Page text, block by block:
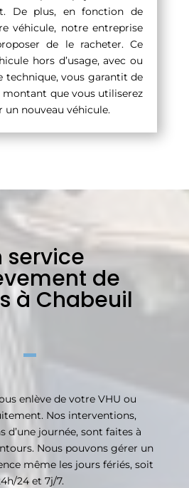
De plus, en fonction de
véhicule, notre entreprise
de le racheter. Ce
hors d’usage, avec ou
technique, vous garantit de
montant que vous utiliserez
un nouveau véhicule.
service
de
à Chabeuil
enlève de votre VHU ou
Nos interventions,
d’une journée, sont faites à
Nous pouvons gérer un
même les jours fériés, soit
24 et 7j/7.